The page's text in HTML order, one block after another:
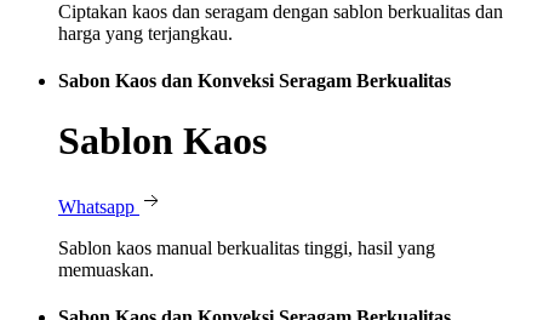
Ciptakan kaos dan seragam dengan sablon berkualitas dan
harga yang terjangkau.
Sabon Kaos dan Konveksi Seragam Berkualitas
Sablon Kaos
Whatsapp
Sablon kaos manual berkualitas tinggi, hasil yang
memuaskan.